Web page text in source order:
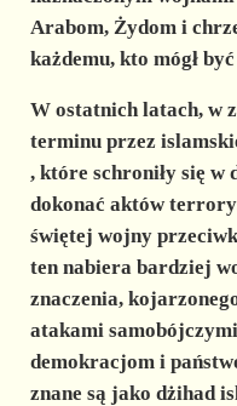
Arabom, Żydom i
każdemu, kto mógł
W ostatnich latach, w
terminu przez
, które schroniły się
dokonać aktów
świętej wojny
ten nabiera bardziej
znaczenia,
atakami samobójczymi
demokracjom i
znane są jako dżihad